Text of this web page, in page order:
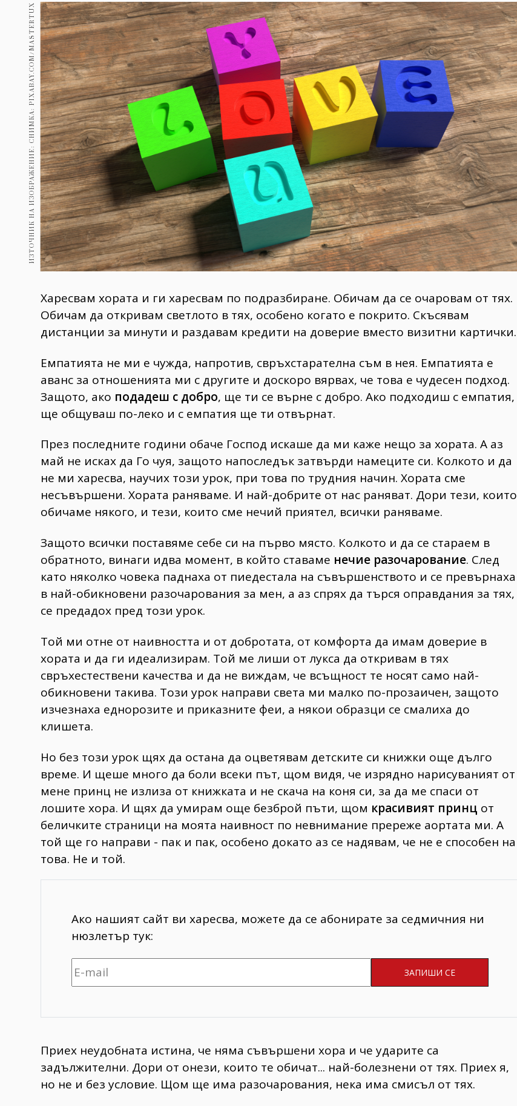
Пътувай 237
Здраве 389
Gentlemen
381
Wellness 1815
ПОСЛЕДВАЙТЕ
НИ
ИЗТОЧНИК НА ИЗОБРАЖЕНИЕ: СНИМКА: PIXABAY.COM/MASTERTUX
Харесвам хората и ги харесвам по подразбиране. Обичам да се очаровам от тях.
Обичам да откривам светлото в тях, особено когато е покрито. Скъсявам
дистанции за минути и раздавам кредити на доверие вместо визитни картички.
Емпатията не ми е чужда, напротив, свръхстарателна съм в нея. Емпатията е
аванс за отношенията ми с другите и доскоро вярвах, че това е чудесен подход.
Защото, ако подадеш с добро, ще ти се върне с добро. Ако подходиш с емпатия,
ще общуваш по-леко и с емпатия ще ти отвърнат.
През последните години обаче Господ искаше да ми каже нещо за хората. А аз
май не исках да Го чуя, защото напоследък затвърди намеците си. Колкото и да
не ми харесва, научих този урок, при това по трудния начин. Хората сме
несъвършени. Хората раняваме. И най-добрите от нас раняват. Дори тези, които
обичаме някого, и тези, които сме нечий приятел, всички раняваме.
Защото всички поставяме себе си на първо място. Колкото и да се стараем в
обратното, винаги идва момент, в който ставаме нечие разочарование. След
като няколко човека паднаха от пиедестала на съвършенството и се превърнаха
в най-обикновени разочарования за мен, а аз спрях да търся оправдания за тях,
се предадох пред този урок.
Той ми отне от наивността и от добротата, от комфорта да имам доверие в
хората и да ги идеализирам. Той ме лиши от лукса да откривам в тях
свръхестествени качества и да не виждам, че всъщност те носят само най-
обикновени такива. Този урок направи света ми малко по-прозаичен, защото
изчезнаха еднорозите и приказните феи, а някои образци се смалиха до
клишета.
Но без този урок щях да остана да оцветявам детските си книжки още дълго
време. И щеше много да боли всеки път, щом видя, че изрядно нарисуваният от
мене принц не излиза от книжката и не скача на коня си, за да ме спаси от
лошите хора. И щях да умирам още безброй пъти, щом красивият принц от
беличките страници на моята наивност по невнимание пререже аортата ми. А
той ще го направи - пак и пак, особено докато аз се надявам, че не е способен на
това. Не и той.
Ако нашият сайт ви харесва, можете да се абонирате за седмичния ни
нюзлетър тук:
Приех неудобната истина, че няма съвършени хора и че ударите са
задължителни. Дори от онези, които те обичат... най-болезнени от тях. Приех я,
но не и без условие. Щом ще има разочарования, нека има смисъл от тях.